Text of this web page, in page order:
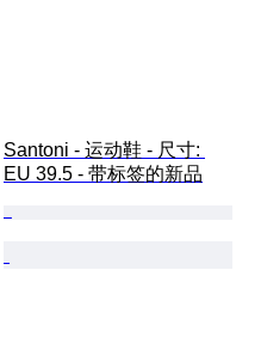
Santoni - 运动鞋 - 尺寸:
EU 39.5 - 带标签的新品